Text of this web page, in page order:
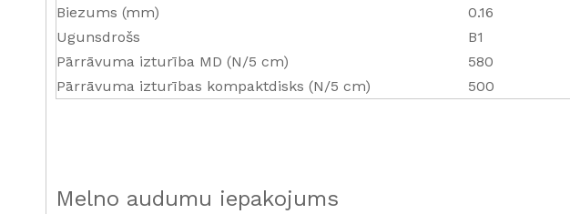
Biezums (mm)
0.16
Ugunsdrošs
B1
Pārrāvuma izturība MD (N/5 cm)
580
Pārrāvuma izturības kompaktdisks (N/5 cm)
500
Melno audumu iepakojums
Whatsapp
Wechat